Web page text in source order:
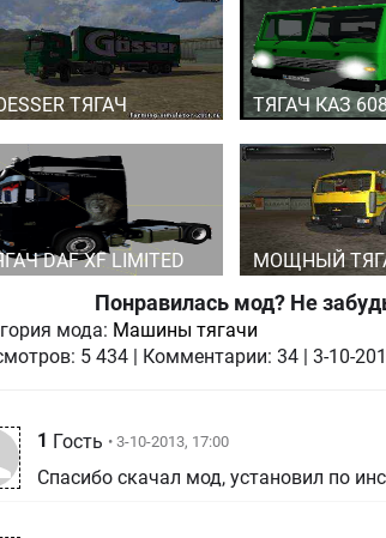
ТЯГАЧ ТЯГАЧ КАЗ
DAF XF LIMITED МОЩНЫЙ
Понравилась мод? Не
мода: Машины тягачи
5 434 Комментарии: 34 |3-10-
1 Гость • 3-10-2013, 17:00
Спасибо скачал мод, установил по